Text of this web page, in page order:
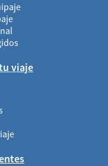
viaje